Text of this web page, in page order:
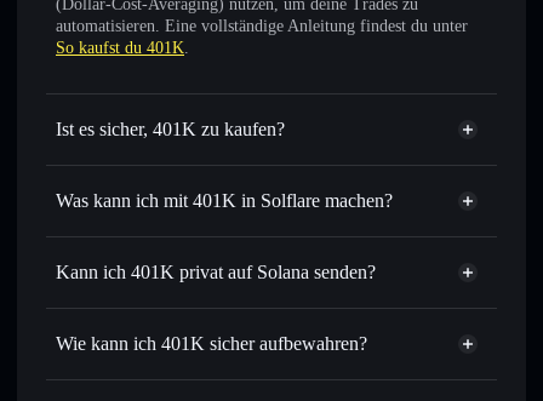
(Dollar-Cost-Averaging) nutzen, um deine Trades zu
automatisieren. Eine vollständige Anleitung findest du unter
So kaufst du 401K.
Ist es sicher, 401K zu kaufen?
401K nicht verifiziert
Was kann ich mit 401K in Solflare machen?
401K
Solflare-Wallet
Tausche sofort– tausche 401K gegen SOL, USDC oder
Routing zum bestmöglichen Preis
Sende privat– übertrage 401K, ohne Wallets öffentlich
Kann ich 401K privat auf Solana senden?
Privacy
Wie kann ich 401K sicher aufbewahren?
401K
nicht